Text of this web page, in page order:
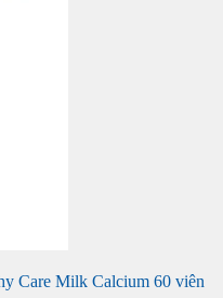
Care Milk Calcium 60 viên